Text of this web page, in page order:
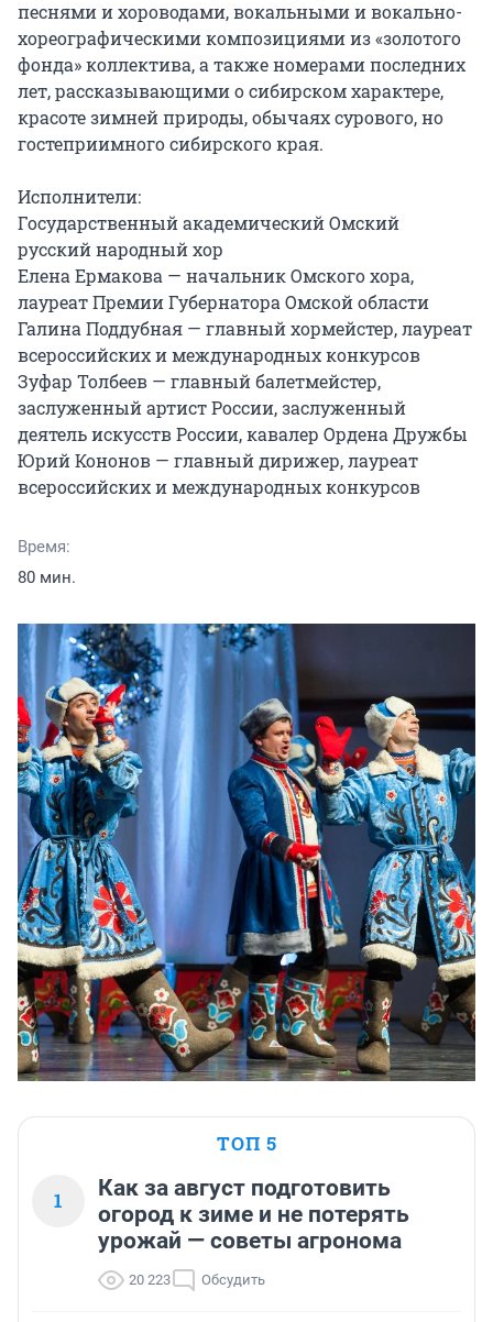
песнями и хороводами, вокальными и вокально-
хореографическими композициями из «золотого
фонда» коллектива, а также номерами последних
лет, рассказывающими о сибирском характере,
красоте зимней природы, обычаях сурового, но
гостеприимного сибирского края.
Исполнители:
Государственный академический Омский
русский народный хор
Елена Ермакова — начальник Омского хора,
лауреат Премии Губернатора Омской области
Галина Поддубная — главный хормейстер, лауреат
всероссийских и международных конкурсов
Зуфар Толбеев — главный балетмейстер,
заслуженный артист России, заслуженный
деятель искусств России, кавалер Ордена Дружбы
Юрий Кононов — главный дирижер, лауреат
всероссийских и международных конкурсов
Время:
80 мин.
ТОП 5
1
Как за август подготовить
огород к зиме и не потерять
урожай — советы агронома
20 223 Обсудить